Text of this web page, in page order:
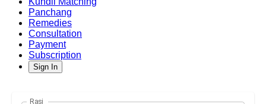
Panchang
Remedies
Consultation
Payment
Subscription
Sign In
Rasi